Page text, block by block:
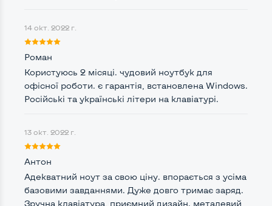
Возможности видеокарты:
Тип видеокартыВстроенный
Размер видеопамяти, Гб
14 окт. 2022 г.
Роман
Користуюсь 2 місяці. чудовий ноутбук для
офісної роботи. є гарантія, встановлена ​​Windows.
Російські та українські літери на клавіатурі.
13 окт. 2022 г.
Антон
Адекватний ноут за свою ціну. впорається з усіма
базовими завданнями. Дуже довго тримає заряд.
Зручна клавіатура, приємний дизайн. металевий